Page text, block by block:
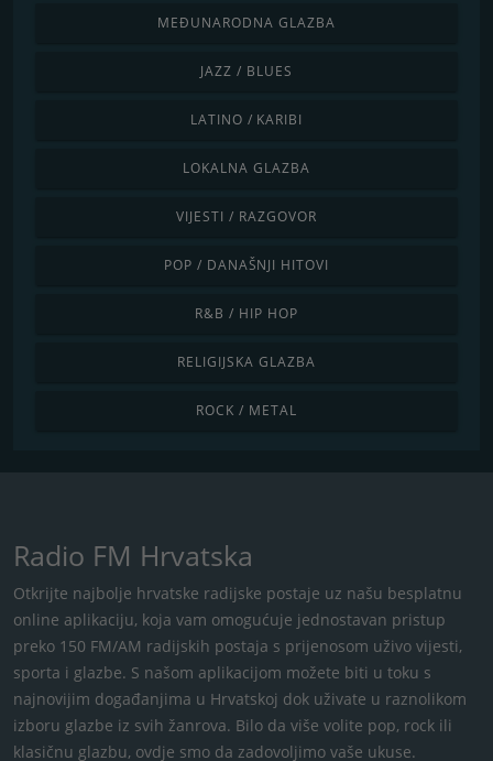
MEĐUNARODNA GLAZBA
JAZZ / BLUES
LATINO / KARIBI
LOKALNA GLAZBA
VIJESTI / RAZGOVOR
POP / DANAŠNJI HITOVI
R&B / HIP HOP
RELIGIJSKA GLAZBA
ROCK / METAL
Radio FM Hrvatska
Otkrijte najbolje hrvatske radijske postaje uz našu besplatnu
online aplikaciju, koja vam omogućuje jednostavan pristup
preko 150 FM/AM radijskih postaja s ​​prijenosom uživo vijesti,
sporta i glazbe. S našom aplikacijom možete biti u toku s
najnovijim događanjima u Hrvatskoj dok uživate u raznolikom
izboru glazbe iz svih žanrova. Bilo da više volite pop, rock ili
klasičnu glazbu, ovdje smo da zadovoljimo vaše ukuse.